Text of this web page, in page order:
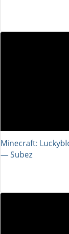
Minecraft:
― Subez